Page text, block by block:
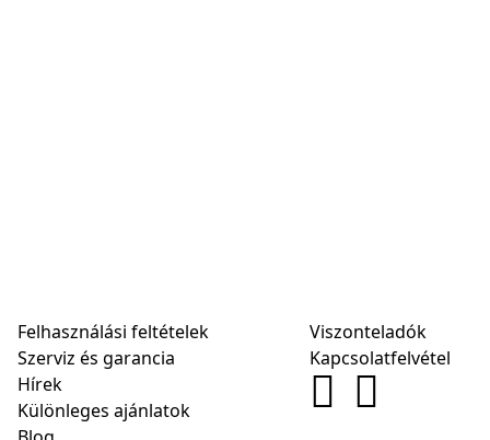
Felhasználási feltételek
Szerviz és garancia
Hírek
Különleges ajánlatok
Viszonteladók
Kapcsolatfelvétel